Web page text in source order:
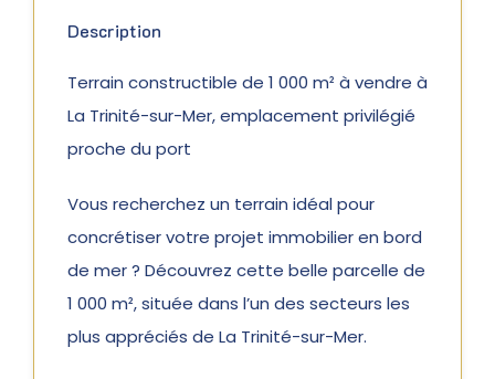
Description
Terrain constructible de 1 000 m² à vendre à
La Trinité-sur-Mer, emplacement privilégié
proche du port
Vous recherchez un terrain idéal pour
concrétiser votre projet immobilier en bord
de mer ? Découvrez cette belle parcelle de
1 000 m², située dans l’un des secteurs les
plus appréciés de La Trinité-sur-Mer.